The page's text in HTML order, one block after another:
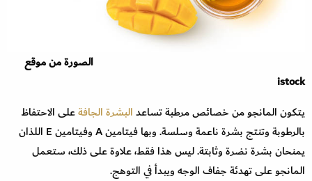
الصورة من موقع
istock
يتكون المانجو من خصائص مرطبة تساعدالبشرة الجافةعلى الاحتفاظ
بالرطوبة وتنتج بشرة ناعمة وسلسة. وبها فيتامين A وفيتامين E اللذان
يمنحان بشرة نضرة وثابتة. ليس هذا فقط، علاوة على ذلك، ستعمل
المانجو على تهدئة جفاف الوجه ويبدأ في التوهج.